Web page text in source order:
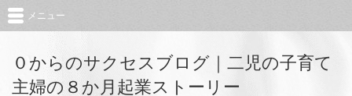
０からのサクセスブログ｜二児の子育て
主婦の８か月起業ストーリー
メニュー